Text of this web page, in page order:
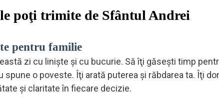
le poţi trimite de Sfântul Andrei
pentru familie
zi cu linişte şi cu bucurie. Să îţi găseşti timp
spune o poveste. Îţi arată puterea şi răbdarea ta. Îţi
şi claritate în fiecare decizie.